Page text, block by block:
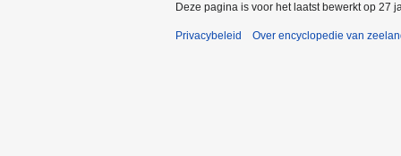
Deze pagina is voor het laatst bewerkt op 27
Privacybeleid Over encyclopedie van